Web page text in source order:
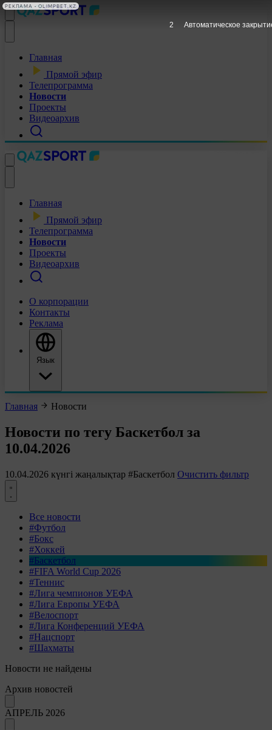
Главная
Прямой эфир
Телепрограмма
Новости
Проекты
Видеоархив
Главная
Прямой эфир
Телепрограмма
Новости
Проекты
Видеоархив
О корпорации
Контакты
Реклама
Язык
Главная Новости
Новости по тегу Баскетбол за
10.04.2026
10.04.2026 күнгі жаңалықтар #Баскетбол Очистить фильтр
Все новости
#Футбол
#Бокс
#Хоккей
#Баскетбол
#FIFA World Cup 2026
#Теннис
#Лига чемпионов УЕФА
#Лига Европы УЕФА
#Велоспорт
#Лига Конференций УЕФА
#Нацспорт
#Шахматы
Новости не найдены
Архив новостей
АПРЕЛЬ 2026
1 Автоматическое
РЕКЛАМА • OLIMPBET.KZ